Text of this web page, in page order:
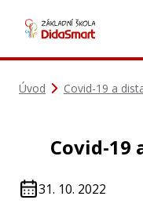
Úvod Covid-19 a
Covid-19
31. 10. 2022